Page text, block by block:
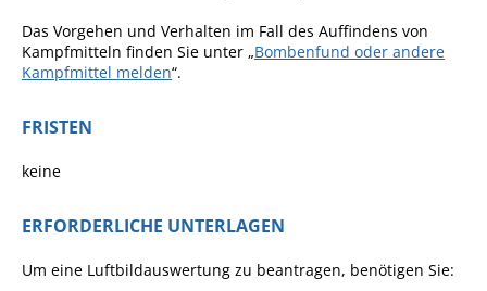
Gemeinderat
Das Vorgehen und Verhalten im Fall des Auffindens von
Kampfmitteln finden Sie unter „Bombenfund oder andere
Kampfmittel melden“.
FRISTEN
keine
ERFORDERLICHE UNTERLAGEN
Um eine Luftbildauswertung zu beantragen, benötigen Sie: